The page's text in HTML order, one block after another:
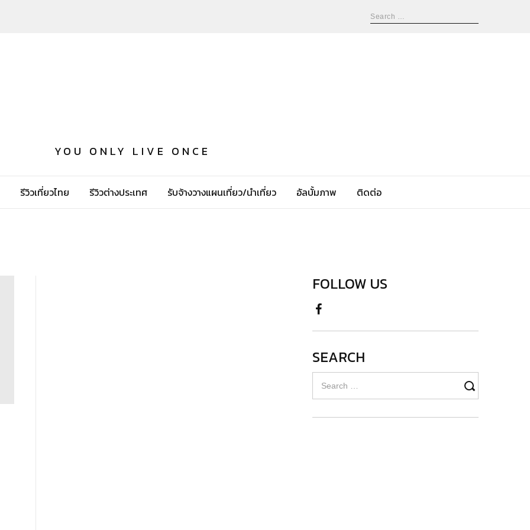
YOU ONLY LIVE ONCE
รีวิวเที่ยวไทย รีวิวต่างประเทศ รับจ้างวางแผนเที่ยว/นำเที่ยว อัลบั้มภาพ ติดต่อ
FOLLOW US
SEARCH
Search
for: